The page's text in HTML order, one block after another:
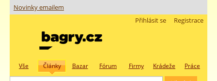
Novinky emailem
Registrace
Přihlásit se
Vše Články Bazar Fórum Firmy Krádeže Práce